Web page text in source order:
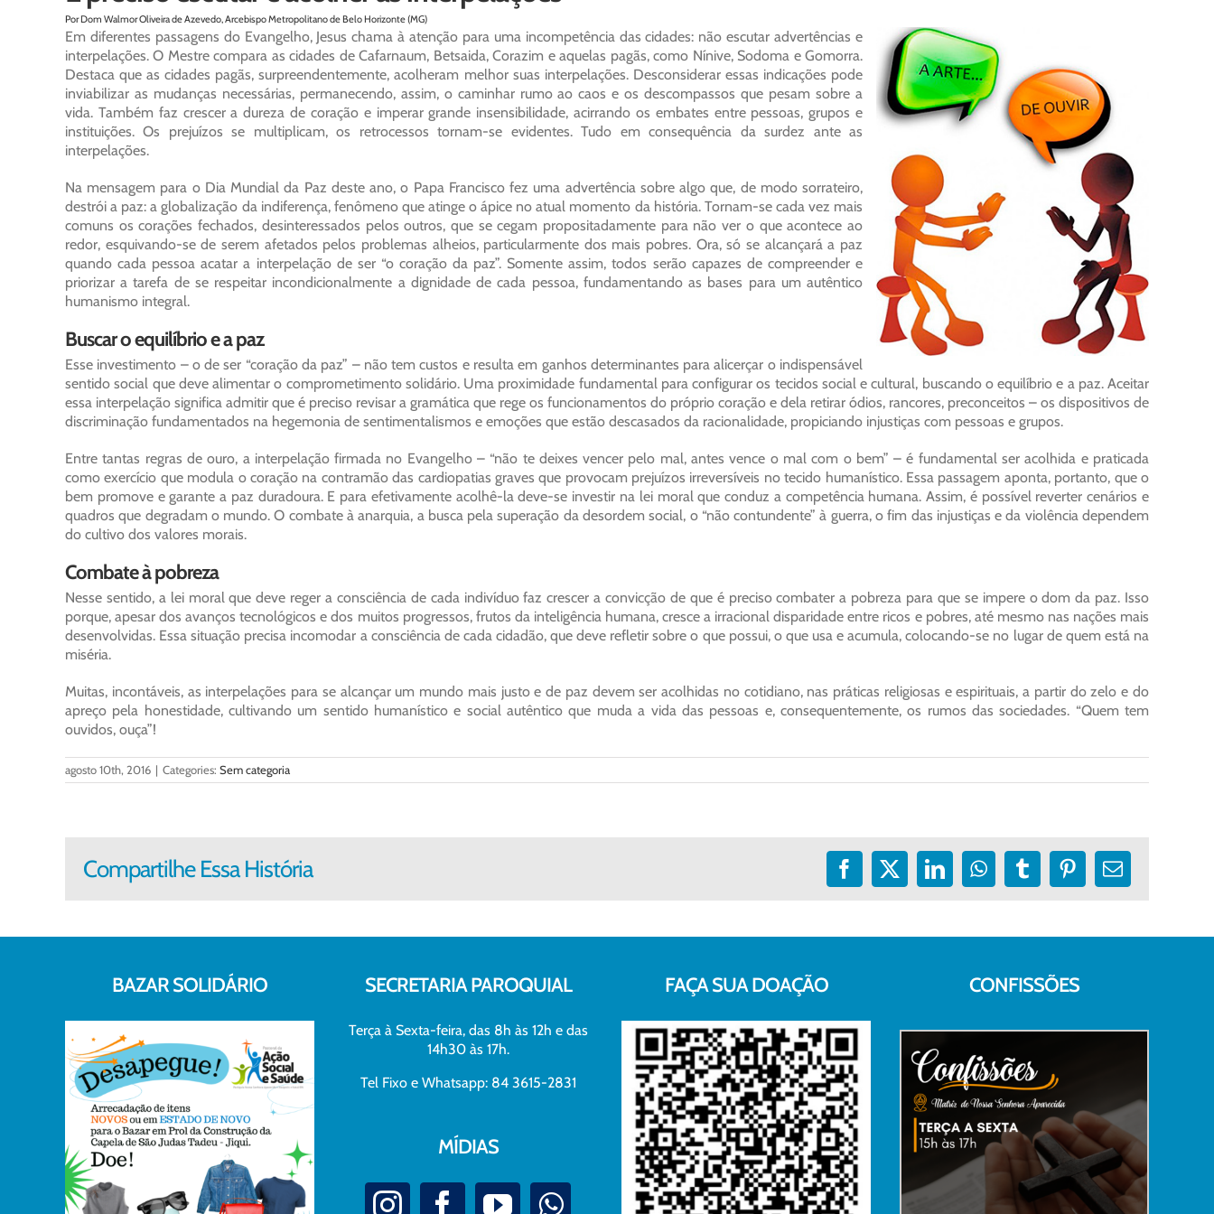
Por Dom Walmor Oliveira de Azevedo, Arcebispo Metropolitano de Belo Horizonte (MG)
Em diferentes passagens do Evangelho, Jesus chama à atenção para uma incompetência das cidades: não escutar advertências e
interpelações. O Mestre compara as cidades de Cafarnaum, Betsaida, Corazim e aquelas pagãs, como Nínive, Sodoma e Gomorra.
Destaca que as cidades pagãs, surpreendentemente, acolheram melhor suas interpelações. Desconsiderar essas indicações pode
inviabilizar as mudanças necessárias, permanecendo, assim, o caminhar rumo ao caos e os descompassos que pesam sobre a
vida. Também faz crescer a dureza de coração e imperar grande insensibilidade, acirrando os embates entre pessoas, grupos e
instituições. Os prejuízos se multiplicam, os retrocessos tornam-se evidentes. Tudo em consequência da surdez ante as
interpelações.
Na mensagem para o Dia Mundial da Paz deste ano, o Papa Francisco fez uma advertência sobre algo que, de modo sorrateiro,
destrói a paz: a globalização da indiferença, fenômeno que atinge o ápice no atual momento da história. Tornam-se cada vez mais
comuns os corações fechados, desinteressados pelos outros, que se cegam propositadamente para não ver o que acontece ao
redor, esquivando-se de serem afetados pelos problemas alheios, particularmente dos mais pobres. Ora, só se alcançará a paz
quando cada pessoa acatar a interpelação de ser “o coração da paz”. Somente assim, todos serão capazes de compreender e
priorizar a tarefa de se respeitar incondicionalmente a dignidade de cada pessoa, fundamentando as bases para um autêntico
humanismo integral.
Buscar o equilíbrio e a paz
Esse investimento – o de ser “coração da paz” – não tem custos e resulta em ganhos determinantes para alicerçar o indispensável
sentido social que deve alimentar o comprometimento solidário. Uma proximidade fundamental para configurar os tecidos social e cultural, buscando o equilíbrio e a paz. Aceitar
essa interpelação significa admitir que é preciso revisar a gramática que rege os funcionamentos do próprio coração e dela retirar ódios, rancores, preconceitos – os dispositivos de
discriminação fundamentados na hegemonia de sentimentalismos e emoções que estão descasados da racionalidade, propiciando injustiças com pessoas e grupos.
Entre tantas regras de ouro, a interpelação firmada no Evangelho – “não te deixes vencer pelo mal, antes vence o mal com o bem” – é fundamental ser acolhida e praticada
como exercício que modula o coração na contramão das cardiopatias graves que provocam prejuízos irreversíveis no tecido humanístico. Essa passagem aponta, portanto, que o
bem promove e garante a paz duradoura. E para efetivamente acolhê-la deve-se investir na lei moral que conduz a competência humana. Assim, é possível reverter cenários e
quadros que degradam o mundo. O combate à anarquia, a busca pela superação da desordem social, o “não contundente” à guerra, o fim das injustiças e da violência dependem
do cultivo dos valores morais.
Combate à pobreza
Nesse sentido, a lei moral que deve reger a consciência de cada indivíduo faz crescer a convicção de que é preciso combater a pobreza para que se impere o dom da paz. Isso
porque, apesar dos avanços tecnológicos e dos muitos progressos, frutos da inteligência humana, cresce a irracional disparidade entre ricos e pobres, até mesmo nas nações mais
desenvolvidas. Essa situação precisa incomodar a consciência de cada cidadão, que deve refletir sobre o que possui, o que usa e acumula, colocando-se no lugar de quem está na
miséria.
Muitas, incontáveis, as interpelações para se alcançar um mundo mais justo e de paz devem ser acolhidas no cotidiano, nas práticas religiosas e espirituais, a partir do zelo e do
apreço pela honestidade, cultivando um sentido humanístico e social autêntico que muda a vida das pessoas e, consequentemente, os rumos das sociedades. “Quem tem
ouvidos, ouça”!
agosto 10th, 2016 | Categories: Sem categoria
Compartilhe Essa História Facebook
X LinkedInWhatsApp
TumblrPinterest
E-
BAZAR SOLIDÁRIO SECRETARIA PAROQUIAL
Terça à Sexta-feira, das 8h às 12h e das
14h30 às 17h.
Tel Fixo e Whatsapp: 84 3615-2831
MÍDIAS
FAÇA SUA DOAÇÃO CONFISSÕES